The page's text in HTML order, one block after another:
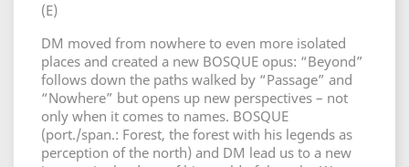
(E)
DM moved from nowhere to even more isolated
places and created a new BOSQUE opus: “Beyond”
follows down the paths walked by “Passage” and
“Nowhere” but opens up new perspectives – not
only when it comes to names. BOSQUE
(port./span.: Forest, the forest with his legends as
perception of the north) and DM lead us to a new